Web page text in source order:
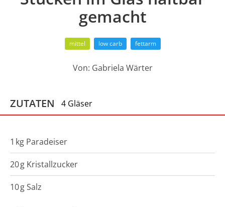
gemacht
mittel low carb fettarm
Von: Gabriela Wärter
ZUTATEN 4 Gläser
1 kg Paradeiser
20g Kristallzucker
10gSalz